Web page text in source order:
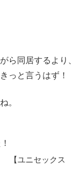
ら同居するより、
っと言うはず！
。
【ユニセックス